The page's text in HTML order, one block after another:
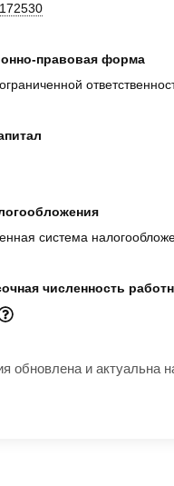
правовая форма
система
численность
обновлена и актуальна